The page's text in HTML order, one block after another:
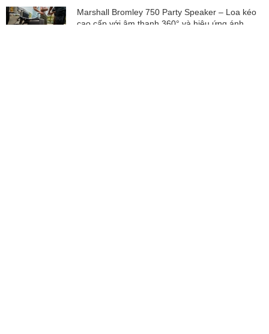
Marshall Bromley 750 Party Speaker – Loa kéo
cao cấp với âm thanh 360° và hiệu ứng ánh